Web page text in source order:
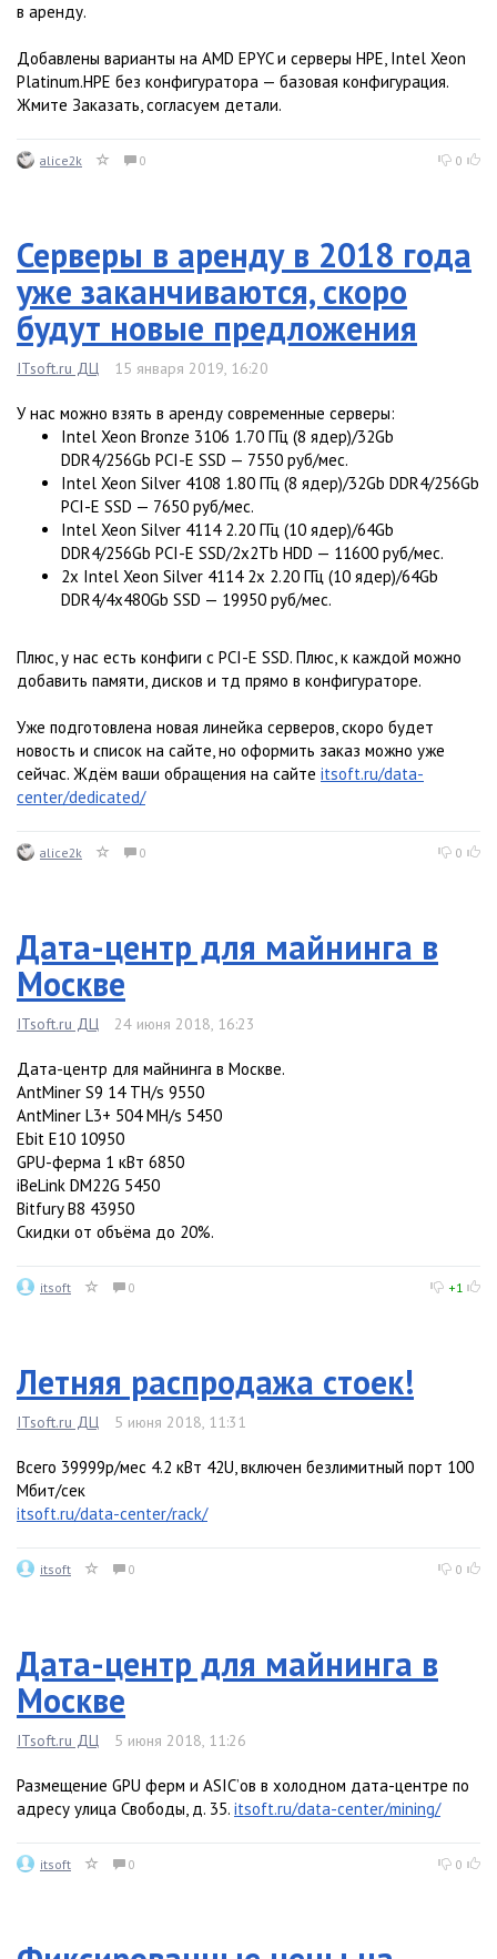
в аренду.
Добавлены варианты на AMD EPYC и серверы HPE, Intel Xeon
Platinum.HPE без конфигуратора — базовая конфигурация.
Жмите Заказать, согласуем детали.
alice2k 0 0
Серверы в аренду в 2018 года
уже заканчиваются, скоро
будут новые предложения
ITsoft.ru ДЦ 15 января 2019, 16:20
У нас можно взять в аренду современные серверы:
Intel Xeon Bronze 3106 1.70 ГГц (8 ядер)/32Gb
DDR4/256Gb PCI-E SSD — 7550 руб/мес.
Intel Xeon Silver 4108 1.80 ГГц (8 ядер)/32Gb DDR4/256Gb
PCI-E SSD — 7650 руб/мес.
Intel Xeon Silver 4114 2.20 ГГц (10 ядер)/64Gb
DDR4/256Gb PCI-E SSD/2x2Tb HDD — 11600 руб/мес.
2x Intel Xeon Silver 4114 2x 2.20 ГГц (10 ядер)/64Gb
DDR4/4x480Gb SSD — 19950 руб/мес.
Плюс, у нас есть конфиги с PCI-E SSD. Плюс, к каждой можно
добавить памяти, дисков и тд прямо в конфигураторе.
Уже подготовлена новая линейка серверов, скоро будет
новость и список на сайте, но оформить заказ можно уже
сейчас. Ждём ваши обращения на сайте itsoft.ru/data-
center/dedicated/
alice2k 0 0
Дата-центр для майнинга в
Москве
ITsoft.ru ДЦ 24 июня 2018, 16:23
Дата-центр для майнинга в Москве.
AntMiner S9 14 TH/s 9550
AntMiner L3+ 504 MH/s 5450
Ebit E10 10950
GPU-ферма 1 кВт 6850
iBeLink DM22G 5450
Bitfury B8 43950
Скидки от объёма до 20%.
itsoft 0 +1
Летняя распродажа стоек!
ITsoft.ru ДЦ 5 июня 2018, 11:31
Всего 39999р/мес 4.2 кВт 42U, включен безлимитный порт 100
Мбит/сек
itsoft.ru/data-center/rack/
itsoft 0 0
Дата-центр для майнинга в
Москве
ITsoft.ru ДЦ 5 июня 2018, 11:26
Размещение GPU ферм и ASIC’ов в холодном дата-центре по
адресу улица Свободы, д. 35. itsoft.ru/data-center/mining/
itsoft 0 0